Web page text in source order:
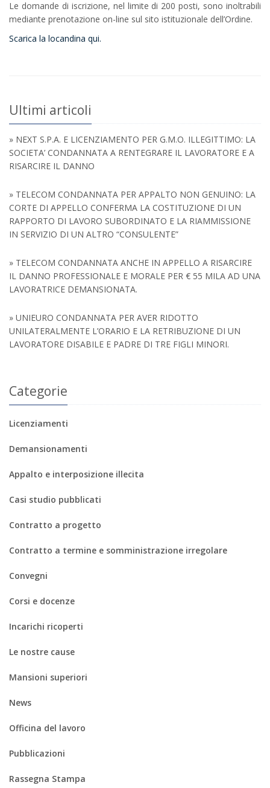
Le domande di iscrizione, nel limite di 200 posti, sono inoltrabili
mediante prenotazione on-line sul sito istituzionale dell’Ordine.
Scarica la locandina qui.
Ultimi articoli
» NEXT S.P.A. E LICENZIAMENTO PER G.M.O. ILLEGITTIMO: LA
SOCIETA’ CONDANNATA A RENTEGRARE IL LAVORATORE E A
RISARCIRE IL DANNO
» TELECOM CONDANNATA PER APPALTO NON GENUINO: LA
CORTE DI APPELLO CONFERMA LA COSTITUZIONE DI UN
RAPPORTO DI LAVORO SUBORDINATO E LA RIAMMISSIONE
IN SERVIZIO DI UN ALTRO “CONSULENTE”
» TELECOM CONDANNATA ANCHE IN APPELLO A RISARCIRE
IL DANNO PROFESSIONALE E MORALE PER € 55 MILA AD UNA
LAVORATRICE DEMANSIONATA.
» UNIEURO CONDANNATA PER AVER RIDOTTO
UNILATERALMENTE L’ORARIO E LA RETRIBUZIONE DI UN
LAVORATORE DISABILE E PADRE DI TRE FIGLI MINORI.
Categorie
Licenziamenti
Demansionamenti
Appalto e interposizione illecita
Casi studio pubblicati
Contratto a progetto
Contratto a termine e somministrazione irregolare
Convegni
Corsi e docenze
Incarichi ricoperti
Le nostre cause
Mansioni superiori
News
Officina del lavoro
Pubblicazioni
Rassegna Stampa